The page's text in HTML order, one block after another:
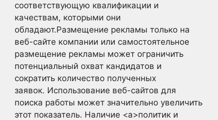
соответствующую квалификации и
качествам, которыми они
обладают.Размещение рекламы только на
веб-сайте компании или самостоятельное
размещение рекламы может ограничить
потенциальный охват кандидатов и
сократить количество полученных
заявок. Использование веб-сайтов для
поиска работы может значительно увеличить
этот показатель. Наличие <a>политик и